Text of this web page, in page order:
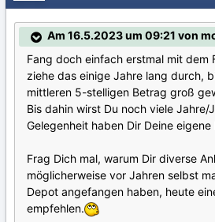
Am 16.5.2023 um 09:21 von
Fang doch einfach erstmal mit dem
ziehe das einige Jahre lang durch,
mittleren 5-stelligen Betrag groß
Bis dahin wirst Du noch viele Jahre/
Gelegenheit haben Dir Deine
Frag Dich mal, warum Dir diverse
möglicherweise vor Jahren selbst
Depot angefangen haben, heute
empfehlen.